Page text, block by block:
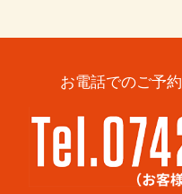
お電話でのご予